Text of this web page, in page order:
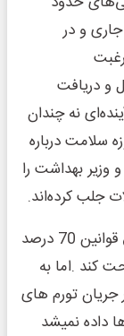
و در
و دریافت
نه چندان
سلامت درباره
وزیر بهداشت را
جلب کرده‌اند.
به گفته بسیاری از کارشناسان این حوزه طبق قوانین 70 درصد
کند .اما به
تورم های
داده نمیشد